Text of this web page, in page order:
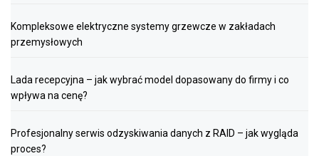
Kompleksowe elektryczne systemy grzewcze w zakładach
przemysłowych
Lada recepcyjna – jak wybrać model dopasowany do firmy i co
wpływa na cenę?
Profesjonalny serwis odzyskiwania danych z RAID – jak wygląda
proces?